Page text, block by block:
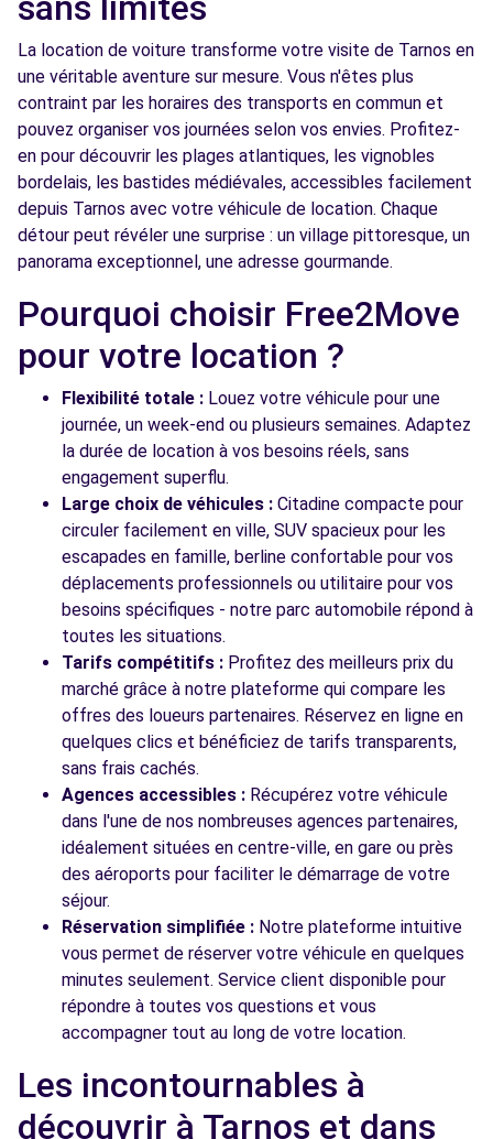
La location de voiture transforme votre visite de Tarnos en
une véritable aventure sur mesure. Vous n'êtes plus
contraint par les horaires des transports en commun et
pouvez organiser vos journées selon vos envies. Profitez-
en pour découvrir les plages atlantiques, les vignobles
bordelais, les bastides médiévales, accessibles facilement
depuis Tarnos avec votre véhicule de location. Chaque
détour peut révéler une surprise : un village pittoresque, un
panorama exceptionnel, une adresse gourmande.
Pourquoi choisir Free2Move
pour votre location ?
Flexibilité totale : Louez votre véhicule pour une
journée, un week-end ou plusieurs semaines. Adaptez
la durée de location à vos besoins réels, sans
engagement superflu.
Large choix de véhicules : Citadine compacte pour
circuler facilement en ville, SUV spacieux pour les
escapades en famille, berline confortable pour vos
déplacements professionnels ou utilitaire pour vos
besoins spécifiques - notre parc automobile répond à
toutes les situations.
Tarifs compétitifs : Profitez des meilleurs prix du
marché grâce à notre plateforme qui compare les
offres des loueurs partenaires. Réservez en ligne en
quelques clics et bénéficiez de tarifs transparents,
sans frais cachés.
Agences accessibles : Récupérez votre véhicule
dans l'une de nos nombreuses agences partenaires,
idéalement situées en centre-ville, en gare ou près
des aéroports pour faciliter le démarrage de votre
séjour.
Réservation simplifiée : Notre plateforme intuitive
vous permet de réserver votre véhicule en quelques
minutes seulement. Service client disponible pour
répondre à toutes vos questions et vous
accompagner tout au long de votre location.
Les incontournables à
découvrir à Tarnos et dans